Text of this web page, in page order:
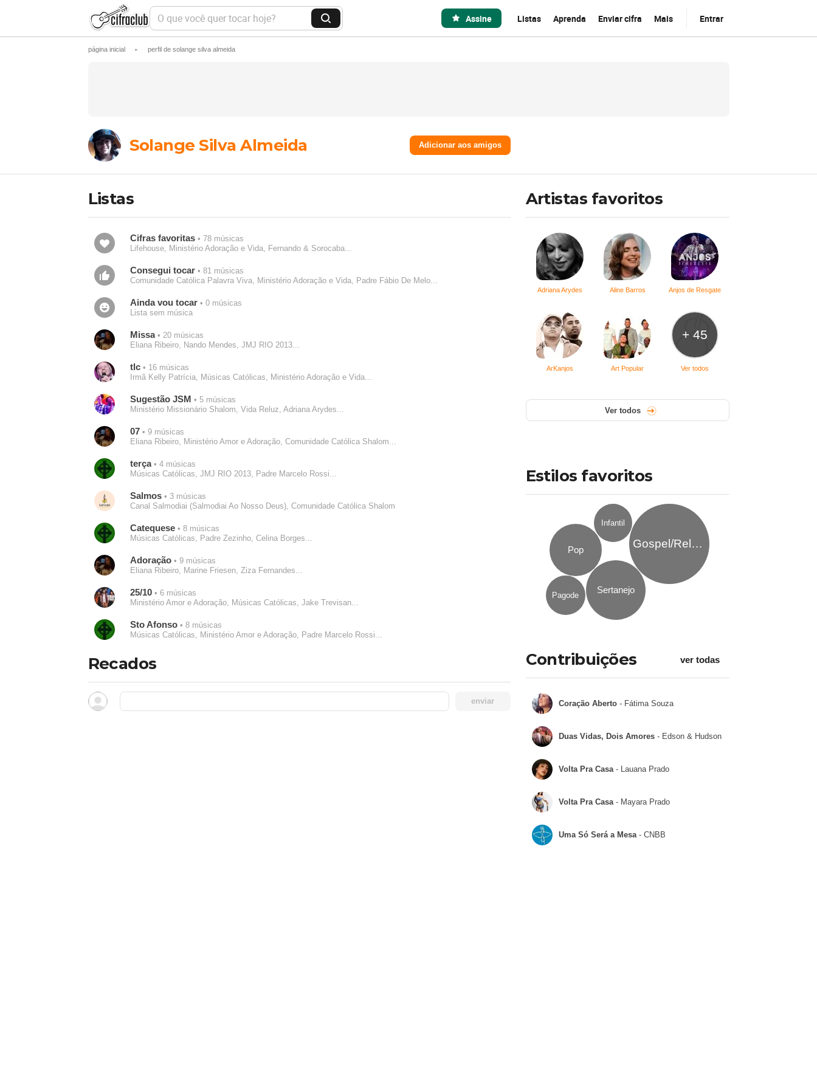
O
u
v
o
r
e
B
u
Assine Listas Aprenda Enviar cifra Mais Entrar
página inicial ► perfil de solange silva almeida
Solange Silva Almeida Adicionar aos amigos
Listas
Cifras favoritas• 78 músicas
Lifehouse, Ministério Adoração e Vida, Fernando & Sorocaba...
Consegui tocar• 81 músicas
Comunidade Católica Palavra Viva, Ministério Adoração e Vida, Padre Fábio De Melo...
Ainda vou tocar• 0 músicas
Lista sem música
Missa• 20 músicas
Eliana Ribeiro, Nando Mendes, JMJ RIO 2013...
tlc• 16 músicas
Irmã Kelly Patrícia, Músicas Católicas, Ministério Adoração e Vida...
Sugestão JSM • 5 músicas
Ministério Missionário Shalom, Vida Reluz, Adriana Arydes...
07• 9 músicas
Eliana Ribeiro, Ministério Amor e Adoração, Comunidade Católica Shalom...
terça• 4 músicas
Músicas Católicas, JMJ RIO 2013, Padre Marcelo Rossi...
Salmos• 3 músicas
Canal Salmodiai (Salmodiai Ao Nosso Deus), Comunidade Católica Shalom
Catequese• 8 músicas
Músicas Católicas, Padre Zezinho, Celina Borges...
Adoração• 9 músicas
Eliana Ribeiro, Marine Friesen, Ziza Fernandes...
25/10• 6 músicas
Ministério Amor e Adoração, Músicas Católicas, Jake Trevisan...
Sto Afonso• 8 músicas
Músicas Católicas, Ministério Amor e Adoração, Padre Marcelo Rossi...
Recados
enviar
Artistas favoritos
Adriana Arydes Aline Barros Anjos de Resgate
ArKanjos Art Popular
+ 45
Ver todos
Ver todos
Estilos favoritos
Gospel/Religioso
Sertanejo
Pop
Pagode
Infantil
Contribuições ver todas
Coração Aberto- Fátima Souza
Duas Vidas, Dois Amores- Edson & Hudson
Volta Pra Casa- Lauana Prado
Volta Pra Casa- Mayara Prado
Uma Só Será a Mesa- CNBB